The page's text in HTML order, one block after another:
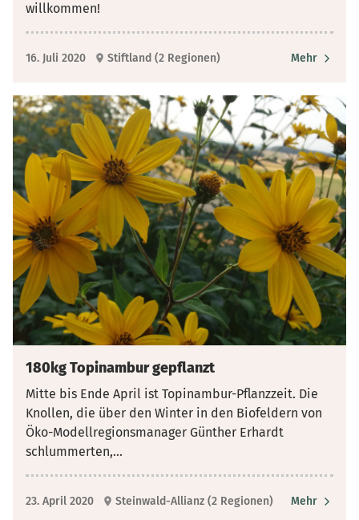
willkommen!
16. Juli 2020 Stiftland (2 Regionen) Mehr
180kg Topinambur gepflanzt
Mitte bis Ende April ist Topinambur-Pflanzzeit. Die
Knollen, die über den Winter in den Biofeldern von
Öko-Modellregionsmanager Günther Erhardt
schlummerten,...
23. April 2020 Steinwald-Allianz (2 Regionen) Mehr